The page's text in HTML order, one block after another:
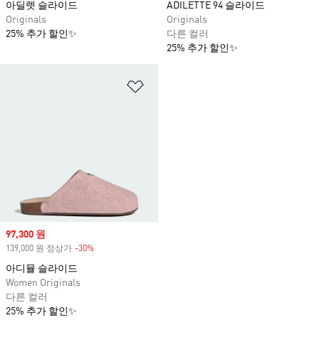
아딜렛 슬라이드
Originals
25% 추가 할인✨
ADILETTE 94 슬라이드
Originals
다른 컬러
25% 추가 할인✨
Sale price
97,300 원
139,000 원 정상가 -30%
아디뮬 슬라이드
Women Originals
다른 컬러
25% 추가 할인✨